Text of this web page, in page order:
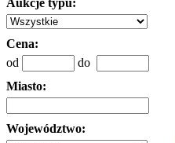
Aukcje typu:
Cena:
od
do
Miasto:
Województwo: